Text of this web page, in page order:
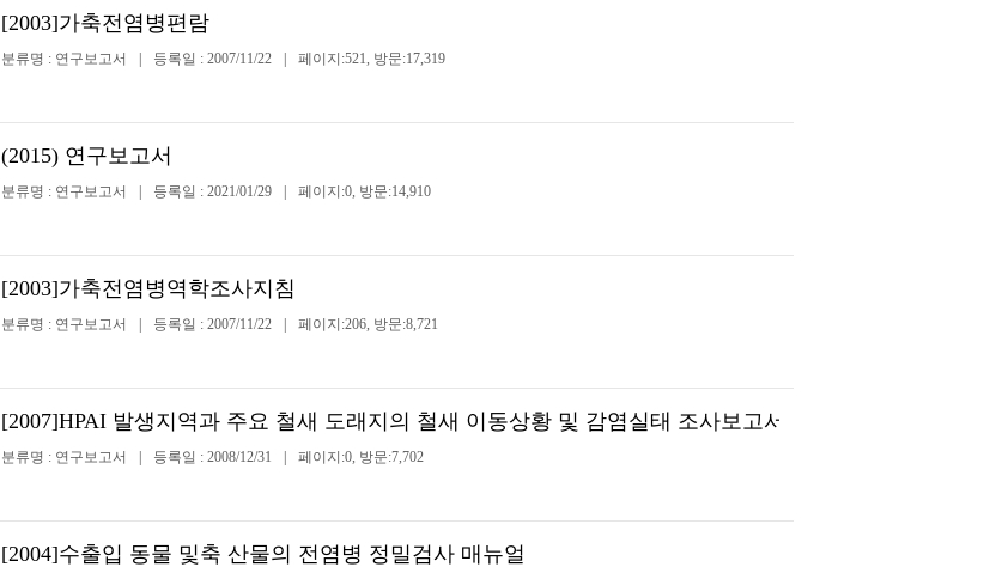
[2003]가축전염병편람
분류명 : 연구보고서 등록일 : 2007/11/22 페이지:521, 방문:17,319
(2015) 연구보고서
분류명 : 연구보고서 등록일 : 2021/01/29 페이지:0, 방문:14,910
[2003]가축전염병역학조사지침
분류명 : 연구보고서 등록일 : 2007/11/22 페이지:206, 방문:8,721
[2007]HPAI 발생지역과 주요 철새 도래지의 철새 이동상황 및 감염실태 조사보고서
분류명 : 연구보고서 등록일 : 2008/12/31 페이지:0, 방문:7,702
[2004]수출입 동물 및축 산물의 전염병 정밀검사 매뉴얼